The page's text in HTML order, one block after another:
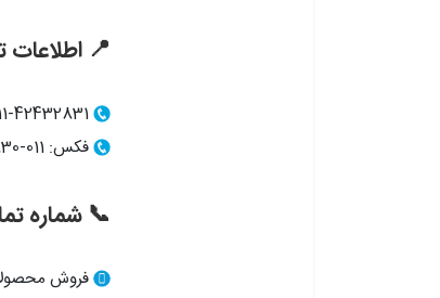
📍 اطلاعات
فکس: 011-42432830
📞 شماره
فروش محصولات